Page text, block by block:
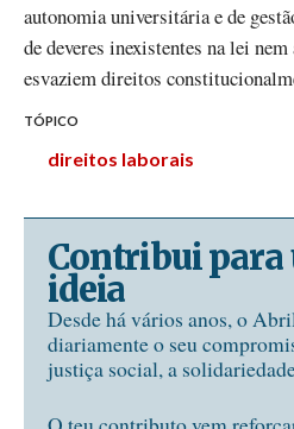
autonomia universitária e de
de deveres inexistentes na lei
esvaziem direitos
TÓPICO
direitos laborais
Contribui para
ideia
Desde há vários anos, o
diariamente o seu
justiça social, a